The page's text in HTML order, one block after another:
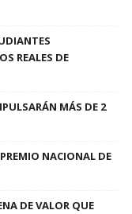
REALES DE
MÁS DE 2
NACIONAL DE
DE VALOR QUE